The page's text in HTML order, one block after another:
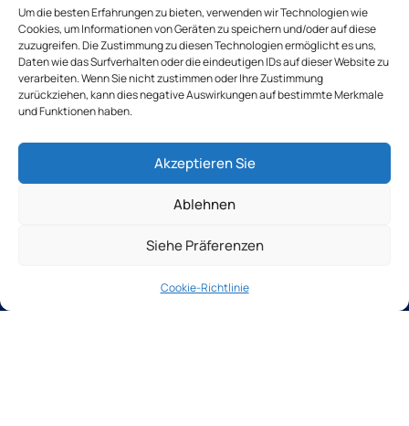
Um die besten Erfahrungen zu bieten, verwenden wir Technologien wie
Cookies, um Informationen von Geräten zu speichern und/oder auf diese
zuzugreifen. Die Zustimmung zu diesen Technologien ermöglicht es uns,
Daten wie das Surfverhalten oder die eindeutigen IDs auf dieser Website zu
verarbeiten. Wenn Sie nicht zustimmen oder Ihre Zustimmung
zurückziehen, kann dies negative Auswirkungen auf bestimmte Merkmale
und Funktionen haben.
Akzeptieren Sie
Ablehnen
Siehe Präferenzen
Cookie-Richtlinie
Andere Lösungen
Gebrauchte Maschinen
Seiten
Kontaktieren Sie uns
Laden Sie unsere Broschüre herunter
+33(0)2 31 66 68 00
Tochtergesellschaften
Cookie-Richtlinie